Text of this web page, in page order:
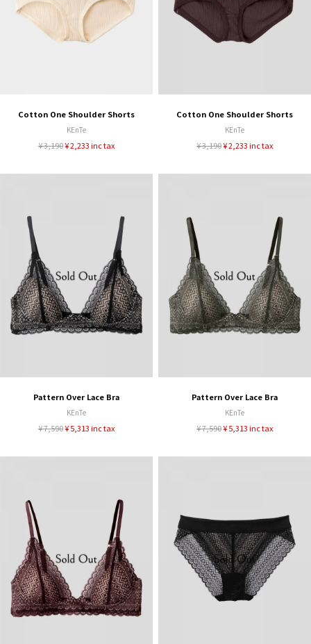
Cotton One Shoulder Shorts
KEnTe
¥ 3,190¥ 2,233 inc tax
Cotton One Shoulder Shorts
KEnTe
¥ 3,190¥ 2,233 inc tax
Pattern Over Lace Bra
KEnTe
¥ 7,590¥ 5,313 inc tax
Pattern Over Lace Bra
KEnTe
¥ 7,590¥ 5,313 inc tax